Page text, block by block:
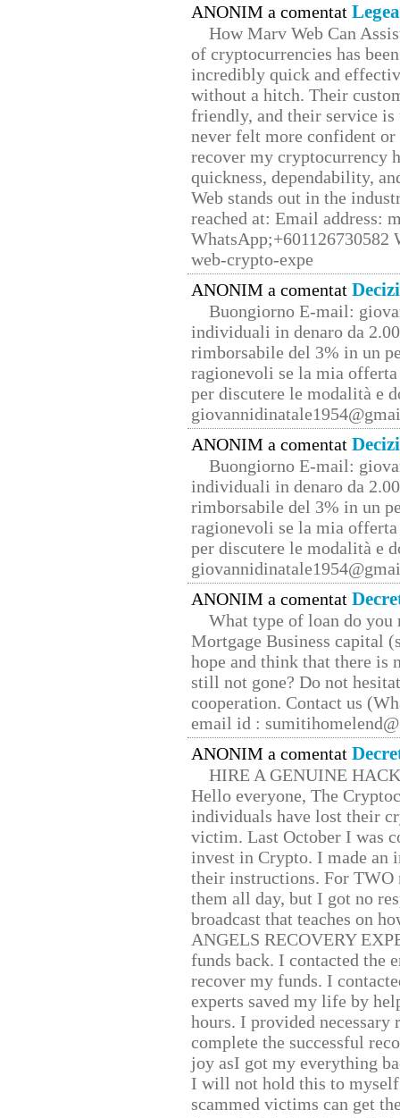
ANONIM a comentat
How Marv Web Can
of cryptocurrencies has
incredibly quick and
without a hitch. Their
friendly, and their service
never felt more confident
recover my cryptocurrency
quickness, dependability,
Web stands out in the
reached at: Email address:
web-crypto-expe
ANONIM a comentat
Buongiorno E-mail:
individuali in denaro da
rimborsabile del 3% in un
ragionevoli se la mia
per discutere le modalità e
ANONIM a comentat
Buongiorno E-mail:
individuali in denaro da
rimborsabile del 3% in un
ragionevoli se la mia
per discutere le modalità e
ANONIM a comentat
What type of loan do you
Mortgage Business capital
hope and think that there is
still not gone? Do not
cooperation. Contact us
email id :
ANONIM a comentat
HIRE A GENUINE
Hello everyone, The
individuals have lost their
victim. Last October I was
invest in Crypto. I made
their instructions. For TWO
them all day, but I got no
broadcast that teaches on
ANGELS RECOVERY
funds back. I contacted the
recover my funds. I
experts saved my life by
hours. I provided
complete the successful
joy asI got my everything
I will not hold this to
scammed victims can get